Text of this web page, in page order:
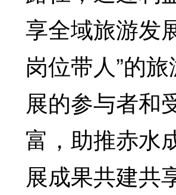
享全域旅游发
岗位带人”的
展的参与者和
富，助推赤水
展成果共建共